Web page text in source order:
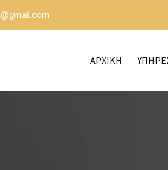
ΑΡΧΙΚΗ